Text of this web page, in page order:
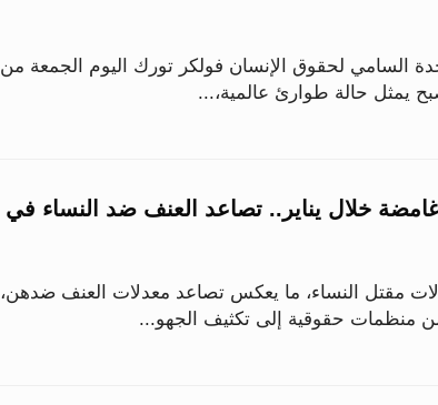
السامي لحقوق الإنسان فولكر تورك اليوم الجمعة من
يمثل حالة طوارئ عالمية،...
و9 وفيات غامضة خلال يناير.. تصاعد العنف ضد النساء في
مقتل النساء، ما يعكس تصاعد معدلات العنف ضدهن،
منظمات حقوقية إلى تكثيف الجهو...